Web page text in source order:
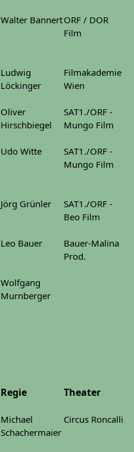
Walter BannertORF / DOR
Film
Ludwig
Löckinger
Filmakademie
Wien
Oliver
Hirschbiegel
SAT1./ORF -
Mungo Film
Udo Witte
SAT1./ORF -
Mungo Film
Jörg Grünler
SAT1./ORF -
Beo Film
Leo Bauer
Bauer-Malina
Prod.
Wolfgang
Murnberger
Regie Theater
Michael
Schachermaier
Circus Roncalli